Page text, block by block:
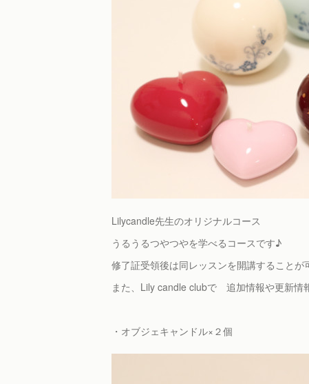
Lilycandle先生のオリジナルコース
うるうるつやつやを学べるコースです♪
修了証受領後は同レッスンを開講することが
また、Lily candle clubで 追加情報や更新情
・オブジェキャンドル×２個